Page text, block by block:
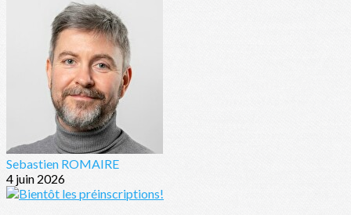
Sebastien ROMAIRE
4 juin 2026